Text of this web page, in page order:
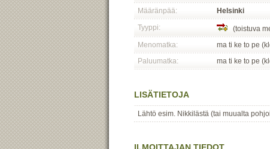
Määränpää:
Helsinki
Tyyppi:
(toistuva
Menomatka:
ma ti ke to pe
Paluumatka:
ma ti ke to pe
LISÄTIETOJA
Lähtö esim. Nikkilästä (tai muualta